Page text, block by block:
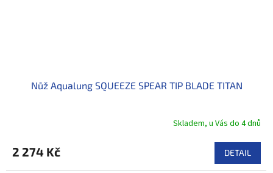
Nůž Aqualung SQUEEZE SPEAR TIP BLADE TITAN
Skladem, u Vás do 4 dnů
2 274 Kč DETAIL